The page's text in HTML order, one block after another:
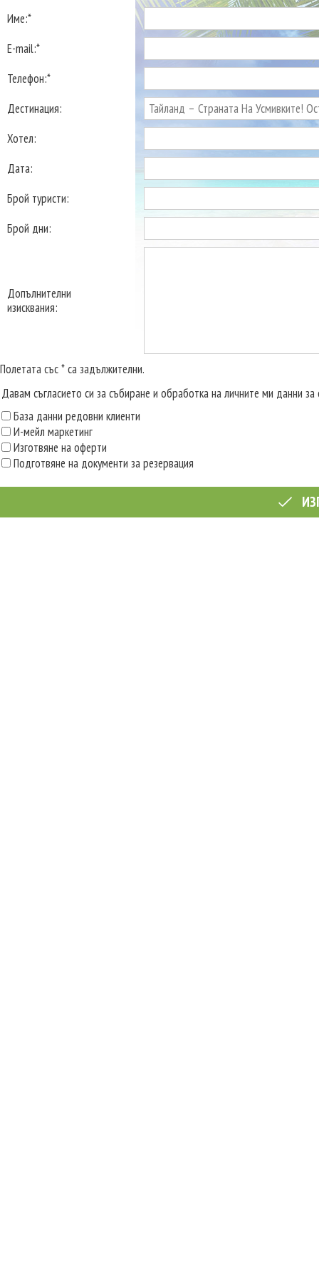
Име:*
E-mail:*
Телефон:*
Дестинация:
Хотел:
Дата:
Брой туристи:
Брой дни:
Допълнителни
изисквания:
Полетата със * са задължителни.
Давам съгласието си за събиране и обработка на личните ми данни за
База данни редовни клиенти
И-мейл маркетинг
Изготвяне на оферти
Подготвяне на документи за резервация